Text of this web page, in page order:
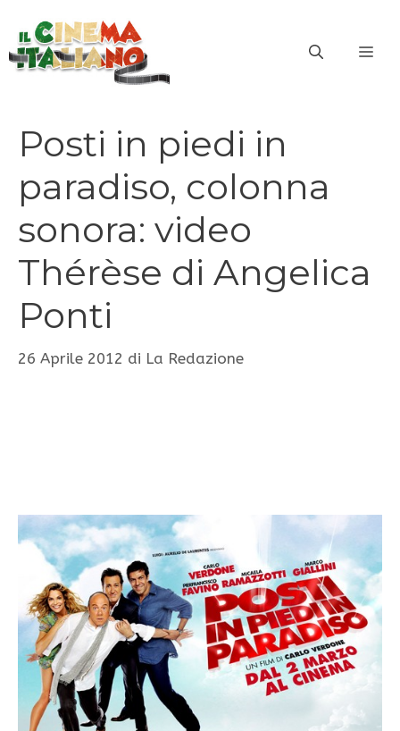
contenuto
Posti in piedi in
paradiso, colonna
sonora: video
Thérèse di Angelica
Ponti
26 Aprile 2012 di La Redazione